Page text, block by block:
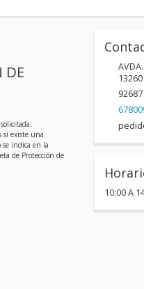
DE
si existe una
se indica en la
de Protección de
13260
10:00 A